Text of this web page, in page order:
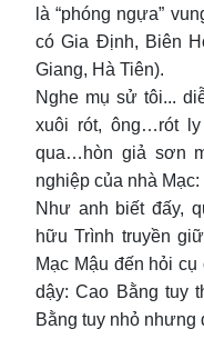
là “phóng ngựa”
có Gia Định, Biên
Giang, Hà Tiên).
Nghe mụ sử tôi...
xuôi rót, ông…rót
qua…hòn giả sơn
nghiệp của nhà Mạc:
Như anh biết đấy,
hữu Trình truyền
Mạc Mậu đến hỏi
dậy: Cao Bằng tuy
Bằng tuy nhỏ